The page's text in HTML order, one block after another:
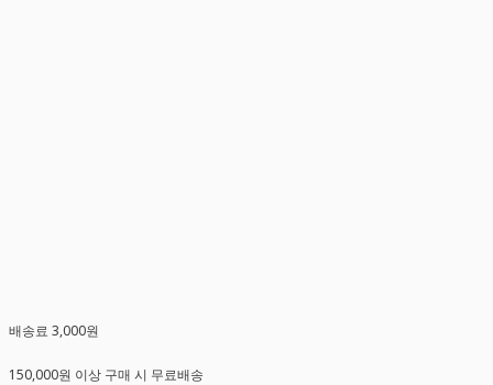
배송료 3,000원
150,000원 이상 구매 시 무료배송